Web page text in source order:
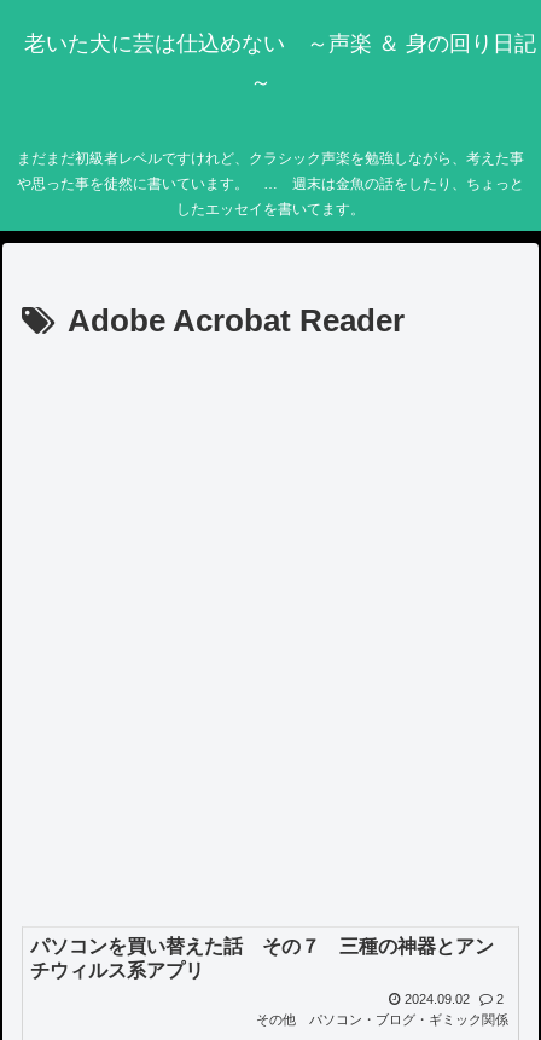
老いた犬に芸は仕込めない ～声楽 ＆ 身の回り日記
～
まだまだ初級者レベルですけれど、クラシック声楽を勉強しながら、考えた事
や思った事を徒然に書いています。 … 週末は金魚の話をしたり、ちょっと
したエッセイを書いてます。
Adobe Acrobat Reader
パソコンを買い替えた話 その７ 三種の神器とアン
チウィルス系アプリ
2024.09.02
2
その他
パソコン・ブログ・ギミック関係